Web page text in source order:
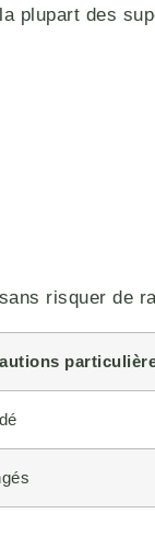
plupart des
risquer de